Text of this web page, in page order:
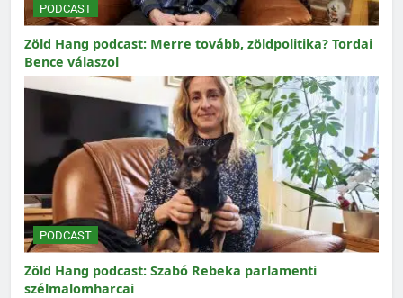
PODCAST
Zöld Hang podcast: Merre tovább, zöldpolitika? Tordai
Bence válaszol
PODCAST
Zöld Hang podcast: Szabó Rebeka parlamenti
szélmalomharcai